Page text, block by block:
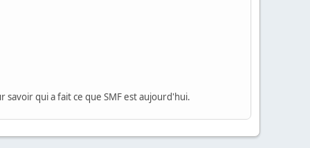
savoir qui a fait ce que SMF est aujourd'hui.